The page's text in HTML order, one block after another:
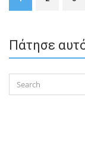
Πάτησε
Search
for: